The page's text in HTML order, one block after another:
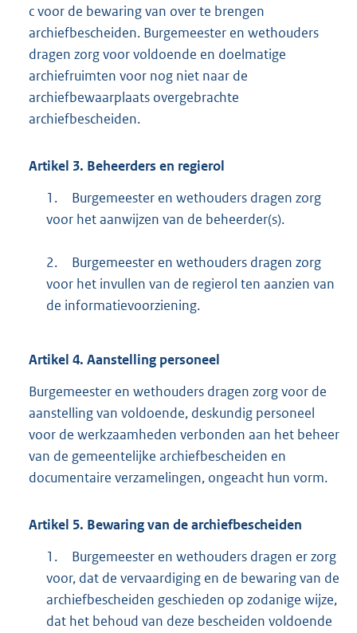
c voor de bewaring van over te brengen
archiefbescheiden. Burgemeester en wethouders
dragen zorg voor voldoende en doelmatige
archiefruimten voor nog niet naar de
archiefbewaarplaats overgebrachte
archiefbescheiden.
Artikel 3. Beheerders en regierol
1.
Burgemeester en wethouders dragen zorg
voor het aanwijzen van de beheerder(s).
2.
Burgemeester en wethouders dragen zorg
voor het invullen van de regierol ten aanzien van
de informatievoorziening.
Artikel 4. Aanstelling personeel
Burgemeester en wethouders dragen zorg voor de
aanstelling van voldoende, deskundig personeel
voor de werkzaamheden verbonden aan het beheer
van de gemeentelijke archiefbescheiden en
documentaire verzamelingen, ongeacht hun vorm.
Artikel 5. Bewaring van de archiefbescheiden
1.
Burgemeester en wethouders dragen er zorg
voor, dat de vervaardiging en de bewaring van de
archiefbescheiden geschieden op zodanige wijze,
dat het behoud van deze bescheiden voldoende